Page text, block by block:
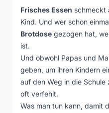
Frisches Essen schmeckt
Kind. Und wer schon
Brotdose gezogen hat,
ist.
Und obwohl Papas und
geben, um ihren Kindern
auf den Weg in die
oft verfehlt.
Was man tun kann, damit